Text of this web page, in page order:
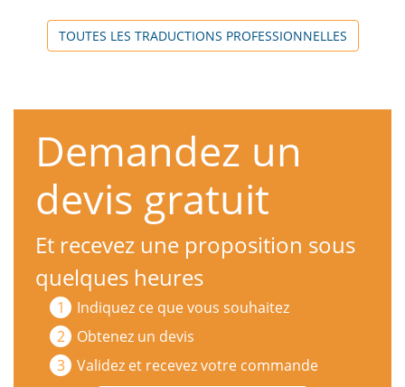
TOUTES LES TRADUCTIONS PROFESSIONNELLES
Demandez un
devis gratuit
Et recevez une proposition sous
quelques heures
Indiquez ce que vous souhaitez
Obtenez un devis
Validez et recevez votre commande